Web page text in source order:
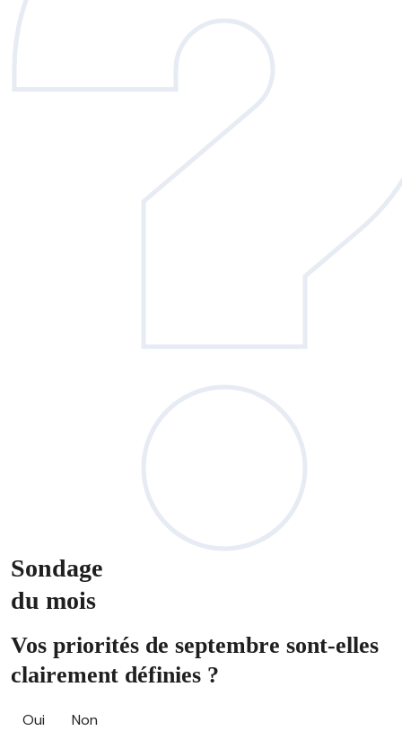
Sondage
du mois
Vos priorités de septembre sont-elles
clairement définies ?
Oui
Non